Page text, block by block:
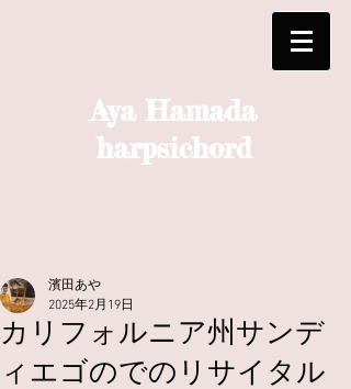
Aya Hamada
harpsichord
カリフォルニア州サンデ
ィエゴのでのリサイタル
濱田あや
2025年2月19日